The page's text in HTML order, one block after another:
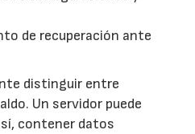
de recuperación ante
distinguir entre
Un servidor puede
contener datos